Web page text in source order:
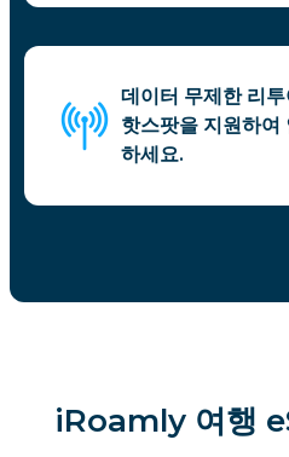
데이터 무제한 리
핫스팟을 지원하여
하세요.
iRoamly 여행